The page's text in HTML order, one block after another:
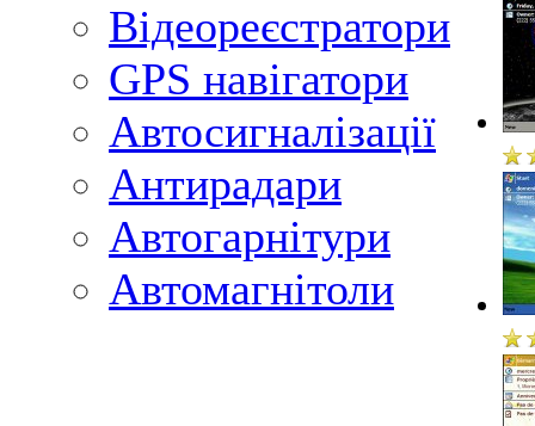
Відеореєстратори
GPS навігатори
Автосигналізації
Антирадари
Автогарнітури
Автомагнітоли